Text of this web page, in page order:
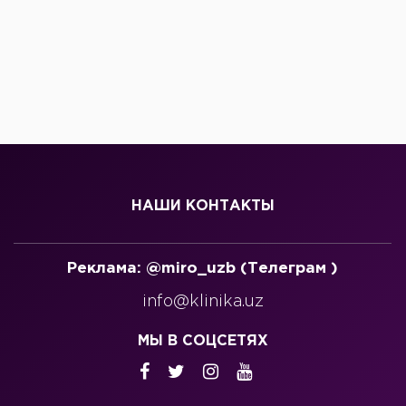
НАШИ КОНТАКТЫ
Реклама: @miro_uzb (Телеграм )
info@klinika.uz
МЫ В СОЦСЕТЯХ